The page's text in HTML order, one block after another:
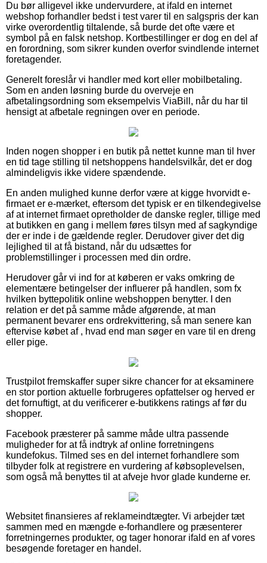
Du bør alligevel ikke undervurdere, at ifald en internet
webshop forhandler bedst i test varer til en salgspris der kan
virke overordentlig tiltalende, så burde det ofte være et
symbol på en falsk netshop. Kortbestillinger er dog en del af
en forordning, som sikrer kunden overfor svindlende internet
foretagender.
Generelt foreslår vi handler med kort eller mobilbetaling.
Som en anden løsning burde du overveje en
afbetalingsordning som eksempelvis ViaBill, når du har til
hensigt at afbetale regningen over en periode.
Inden nogen shopper i en butik på nettet kunne man til hver
en tid tage stilling til netshoppens handelsvilkår, det er dog
almindeligvis ikke videre spændende.
En anden mulighed kunne derfor være at kigge hvorvidt e-
firmaet er e-mærket, eftersom det typisk er en tilkendegivelse
af at internet firmaet opretholder de danske regler, tillige med
at butikken en gang i mellem føres tilsyn med af sagkyndige
der er inde i de gældende regler. Derudover giver det dig
lejlighed til at få bistand, når du udsættes for
problemstillinger i processen med din ordre.
Herudover går vi ind for at køberen er vaks omkring de
elementære betingelser der influerer på handlen, som fx
hvilken byttepolitik online webshoppen benytter. I den
relation er det på samme måde afgørende, at man
permanent bevarer ens ordrekvittering, så man senere kan
eftervise købet af , hvad end man søger en vare til en dreng
eller pige.
Trustpilot fremskaffer super sikre chancer for at eksaminere
en stor portion aktuelle forbrugeres opfattelser og herved er
det fornuftigt, at du verificerer e-butikkens ratings af før du
shopper.
Facebook præsterer på samme måde ultra passende
muligheder for at få indtryk af online forretningens
kundefokus. Tilmed ses en del internet forhandlere som
tilbyder folk at registrere en vurdering af købsoplevelsen,
som også må benyttes til at afveje hvor glade kunderne er.
Websitet finansieres af reklameindtægter. Vi arbejder tæt
sammen med en mængde e-forhandlere og præsenterer
forretningernes produkter, og tager honorar ifald en af vores
besøgende foretager en handel.